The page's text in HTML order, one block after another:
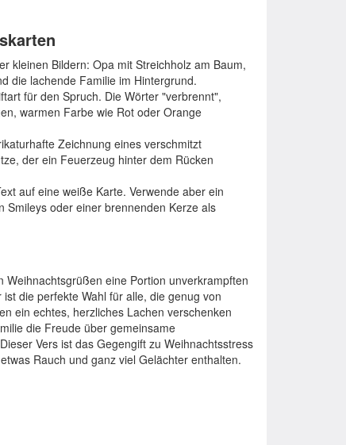
kleinen Bildern: Opa mit Streichholz am Baum,
die lachende Familie im Hintergrund.
für den Spruch. Die Wörter "verbrennt",
warmen Farbe wie Rot oder Orange
Zeichnung eines verschmitzt
der ein Feuerzeug hinter dem Rücken
auf eine weiße Karte. Verwende aber ein
Smileys oder einer brennenden Kerze als
eine Portion unverkrampften
die perfekte Wahl für alle, die genug von
ein echtes, herzliches Lachen verschenken
die Freude über gemeinsame
Vers ist das Gegengift zu Weihnachtsstress
Rauch und ganz viel Gelächter enthalten.